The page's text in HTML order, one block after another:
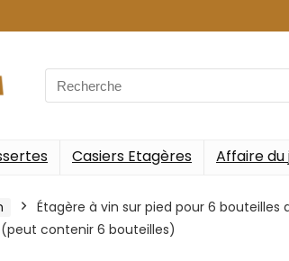
Search
for:
Casiers Etagères Affaire du
Étagère à vin sur pied pour 6
contenir 6 bouteilles)